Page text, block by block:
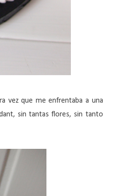
vez que me enfrentaba a una
sin tantas flores, sin tanto